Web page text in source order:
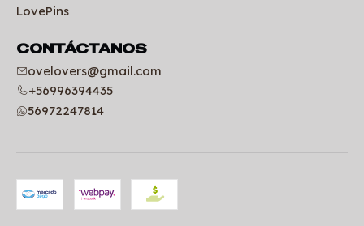
LovePins
CONTÁCTANOS
ovelovers@gmail.com
+56996394435
56972247814